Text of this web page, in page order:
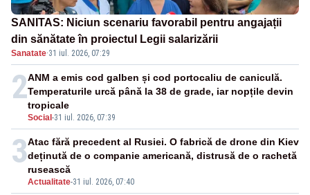
SANITAS: Niciun scenariu favorabil pentru angajații
din sănătate în proiectul Legii salarizării
Sanatate·31 iul. 2026, 07:29
2
Social -31 iul. 2026, 07:39
ANM a emis cod galben și cod portocaliu de caniculă.
Temperaturile urcă până la 38 de grade, iar nopțile devin
tropicale
3
Actualitate-31 iul. 2026, 07:40
Atac fără precedent al Rusiei. O fabrică de drone din Kiev
deținută de o companie americană, distrusă de o rachetă
rusească